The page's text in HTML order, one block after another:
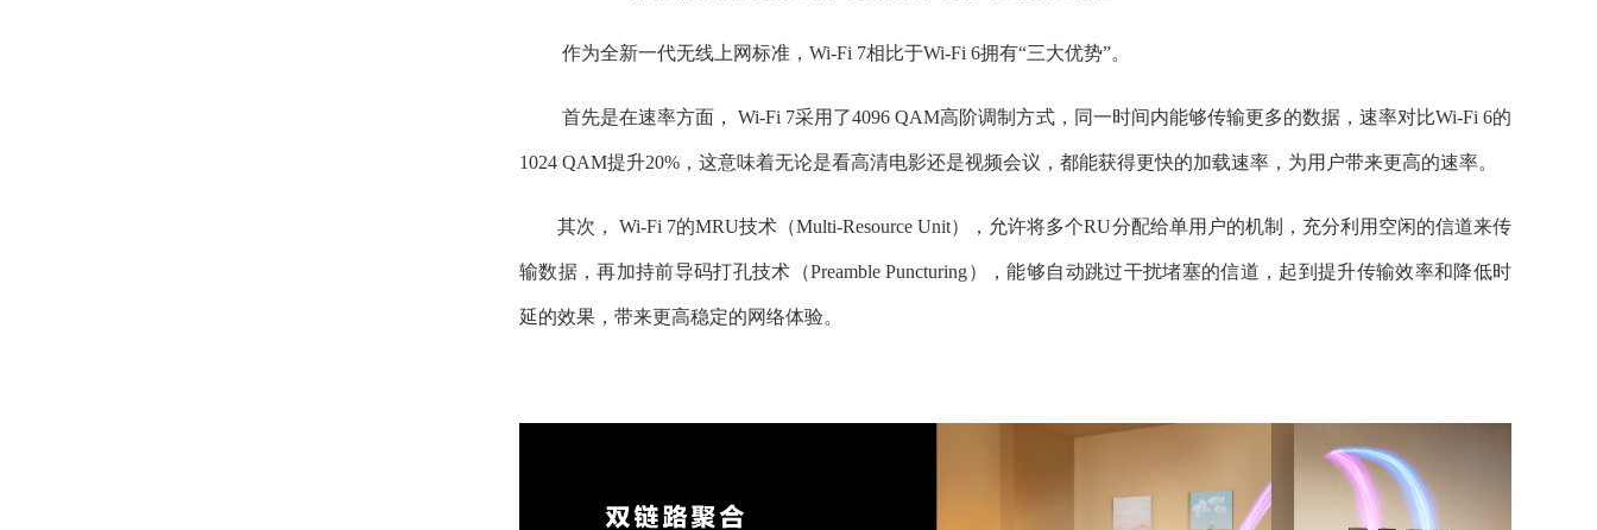
作为全新一代无线上网标准，Wi-Fi 7相比于Wi-Fi 6拥有“三大优势”。
首先是在速率方面， Wi-Fi 7采用了4096 QAM高阶调制方式，同一时间内能够传输更多的数据，速率对比Wi-Fi 6的
1024 QAM提升20%，这意味着无论是看高清电影还是视频会议，都能获得更快的加载速率，为用户带来更高的速率。
其次， Wi-Fi 7的MRU技术（Multi-Resource Unit），允许将多个RU分配给单用户的机制，充分利用空闲的信道来传
输数据，再加持前导码打孔技术（Preamble Puncturing），能够自动跳过干扰堵塞的信道，起到提升传输效率和降低时
延的效果，带来更高稳定的网络体验。